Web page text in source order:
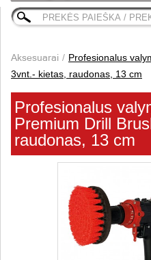
Aksesuarai
Profesionalus
3vnt.- kietas, raudonas, 13 cm
Profesionalus
Premium Drill
raudonas, 13 cm